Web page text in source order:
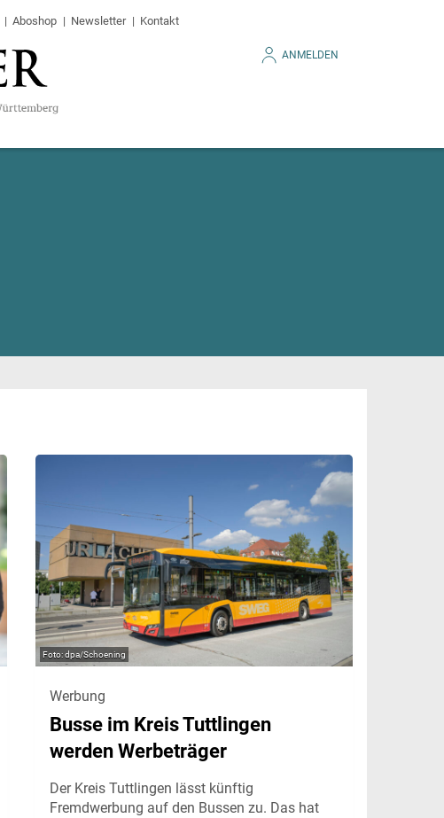
Aboshop Newsletter Kontakt
ANMELDEN
dpa/Schoening
Werbung
Busse im Kreis Tuttlingen
werden Werbeträger
Der Kreis Tuttlingen lässt künftig
Fremdwerbung auf den Bussen zu. Das hat